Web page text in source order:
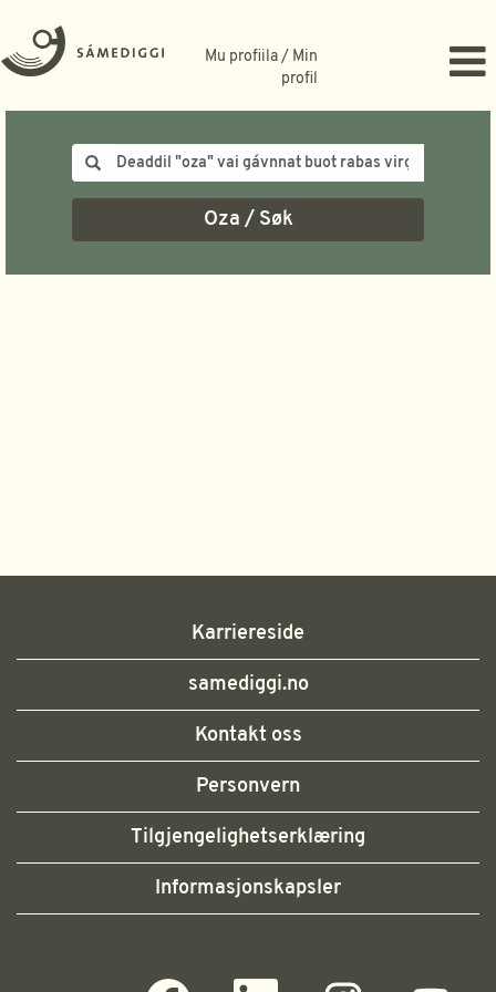
Mu profiila / Min
profil
Oza / Søk
Karriereside
samediggi.no
Kontakt oss
Personvern
Tilgjengelighetserklæring
Informasjonskapsler
Å Å Å Å